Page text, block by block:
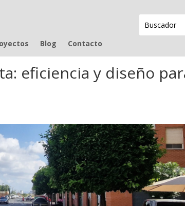
Blog Contacto
eficiencia y diseño